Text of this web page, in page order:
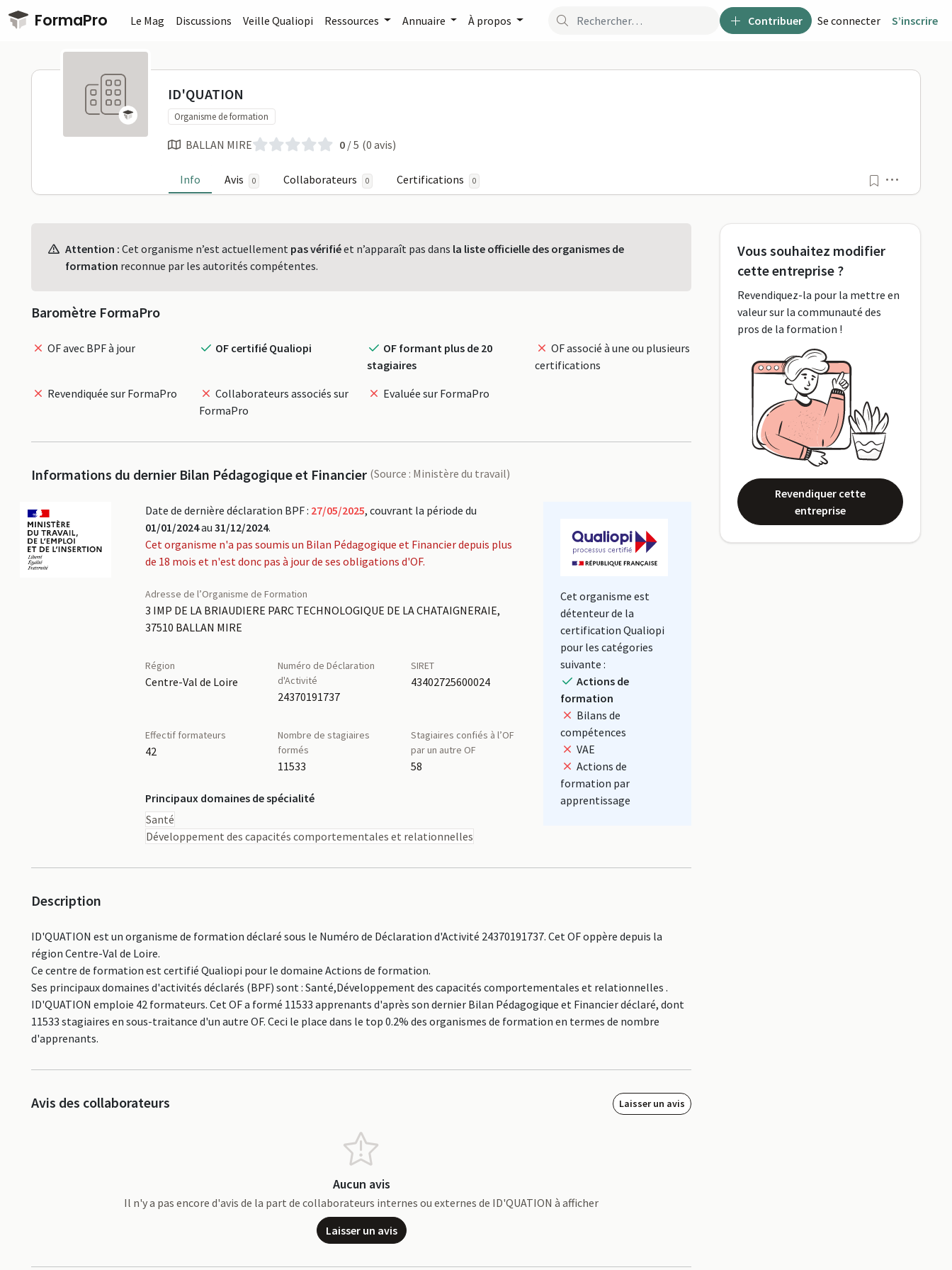
Passer au contenu principal
FormaPro Contribuer Se connecter S’inscrire
Le Mag Discussions Veille Qualiopi Ressources Annuaire À propos
ID'QUATION sur FormaPro
ID'QUATION
Organisme de formation
BALLAN MIRE 0 / 5 (0 avis)
Info Avis 0 Collaborateurs 0 Certifications 0
ProfilAttention : Cet organisme n’est actuellement pas vérifiéet n’apparaît pas dans la liste officielle des organismes de
formation reconnue par les autorités compétentes.
Baromètre FormaPro
OF avec BPF à jour OF certifié Qualiopi
OF formant plus de 20
stagiaires
OF associé à une ou plusieurs
certifications
Revendiquée sur FormaPro
Collaborateurs associés sur
FormaPro
Evaluée sur FormaPro
Informations du dernier Bilan Pédagogique et Financier (Source : Ministère du travail)
Date de dernière déclaration BPF : 27/05/2025, couvrant la période du
01/01/2024au 31/12/2024.
Cet organisme n'a pas soumis un Bilan Pédagogique et Financier depuis plus
de 18 mois et n'est donc pas à jour de ses obligations d'OF.
Adresse de l’Organisme de Formation
3 IMP DE LA BRIAUDIERE PARC TECHNOLOGIQUE DE LA CHATAIGNERAIE,
37510 BALLAN MIRE
Région
Centre-Val de Loire
Numéro de Déclaration
d'Activité
24370191737
SIRET
43402725600024
Effectif formateurs
42
Nombre de stagiaires
formés
11533
Stagiaires confiés à l’OF
par un autre OF
58
Principaux domaines de spécialité
Santé
Développement des capacités comportementales et relationnelles
Cet organisme est
détenteur de la
certification Qualiopi
pour les catégories
suivante :
Actions de
formation
Bilans de
compétences
VAE
Actions de
formation par
apprentissage
Description
ID'QUATION est un organisme de formation déclaré sous le Numéro de Déclaration d'Activité 24370191737. Cet OF oppère depuis la
région Centre-Val de Loire.
Ce centre de formation est certifié Qualiopi pour le domaine Actions de formation.
Ses principaux domaines d'activités déclarés (BPF) sont : Santé,Développement des capacités comportementales et relationnelles .
ID'QUATION emploie 42 formateurs. Cet OF a formé 11533 apprenants d'après son dernier Bilan Pédagogique et Financier déclaré, dont
11533 stagiaires en sous-traitance d'un autre OF. Ceci le place dans le top 0.2% des organismes de formation en termes de nombre
d'apprenants.
Avis des collaborateurs Laisser un avis
Aucun avis
Il n'y a pas encore d'avis de la part de collaborateurs internes ou externes de ID'QUATION à afficher
Laisser un avis
Vous souhaitez modifier
cette entreprise ?
Revendiquez-la pour la mettre en
valeur sur la communauté des
pros de la formation !
Revendiquer cette
entreprise